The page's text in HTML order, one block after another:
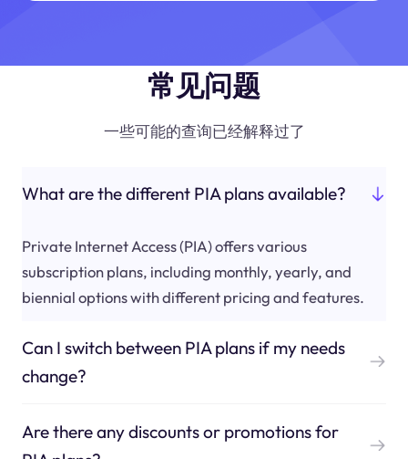
常见问题
一些可能的查询已经解释过了
What are the different PIA plans available?
Private Internet Access (PIA) offers various
subscription plans, including monthly, yearly, and
biennial options with different pricing and features.
Can I switch between PIA plans if my needs
change?
Are there any discounts or promotions for